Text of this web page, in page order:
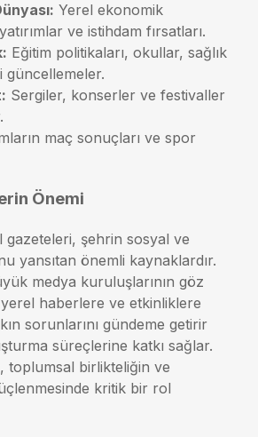
Yerel ekonomik
ve istihdam fırsatları.
Eğitim politikaları, okullar, sağlık
güncellemeler.
Sergiler, konserler ve festivaller
maç sonuçları ve spor
Önemi
gazeteleri, şehrin sosyal ve
yansıtan önemli kaynaklardır.
medya kuruluşlarının göz
yerel haberlere ve etkinliklere
sorunlarını gündeme getirir
süreçlerine katkı sağlar.
toplumsal birlikteliğin ve
kritik bir rol